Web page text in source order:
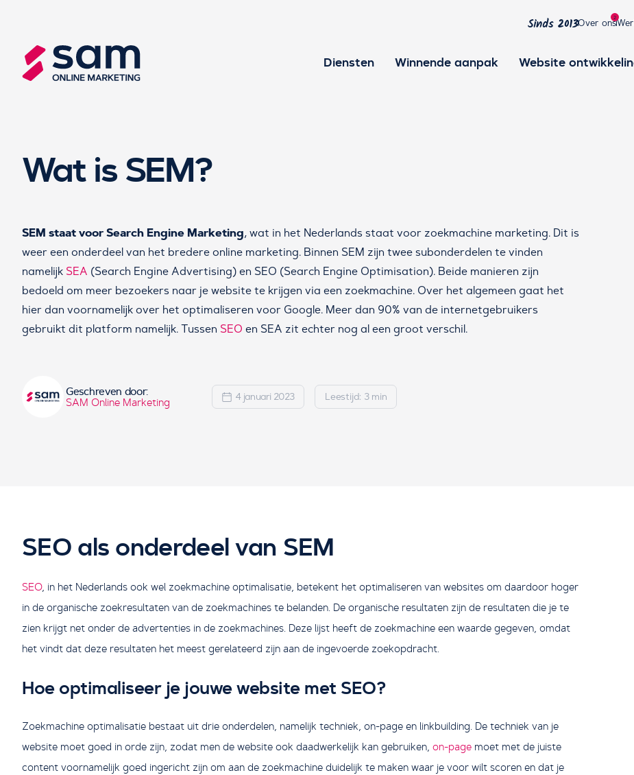
Sinds 2013Over ons
2
Diensten Winnende aanpak Website
Wat is SEM?
SEM staat voor Search Engine Marketing, wat in het Nederlands staat voor zoekmachine marketing. Dit is
weer een onderdeel van het bredere online marketing. Binnen SEM zijn twee subonderdelen te vinden
namelijk SEA (Search Engine Advertising) en SEO (Search Engine Optimisation). Beide manieren zijn
bedoeld om meer bezoekers naar je website te krijgen via een zoekmachine. Over het algemeen gaat het
hier dan voornamelijk over het optimaliseren voor Google. Meer dan 90% van de internetgebruikers
gebruikt dit platform namelijk. Tussen SEO en SEA zit echter nog al een groot verschil.
Geschreven door:
SAM Online Marketing 4 januari 2023 Leestijd: 3 min
SEO als onderdeel van SEM
SEO, in het Nederlands ook wel zoekmachine optimalisatie, betekent het optimaliseren van websites om daardoor hoger
in de organische zoekresultaten van de zoekmachines te belanden. De organische resultaten zijn de resultaten die je te
zien krijgt net onder de advertenties in de zoekmachines. Deze lijst heeft de zoekmachine een waarde gegeven, omdat
het vindt dat deze resultaten het meest gerelateerd zijn aan de ingevoerde zoekopdracht.
Hoe optimaliseer je jouwe website met SEO?
Zoekmachine optimalisatie bestaat uit drie onderdelen, namelijk techniek, on-page en linkbuilding. De techniek van je
website moet goed in orde zijn, zodat men de website ook daadwerkelijk kan gebruiken, on-page moet met de juiste
content voornamelijk goed ingericht zijn om aan de zoekmachine duidelijk te maken waar je voor wilt scoren en dat je